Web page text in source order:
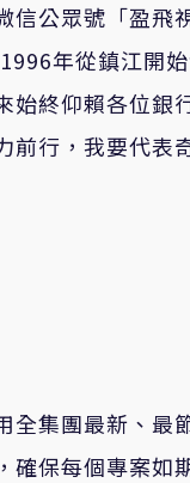
公眾號「盈飛
年從鎮江開
終仰賴各位銀
行，我要代表
集團最新、最
確保每個專案